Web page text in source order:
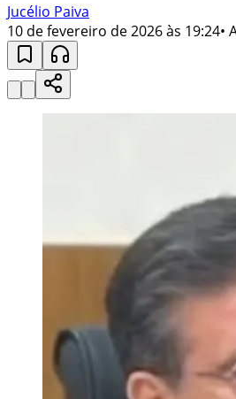
Jucélio Paiva
10 de fevereiro de 2026 às 19:24•